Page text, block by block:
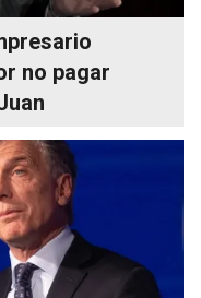
no pagar